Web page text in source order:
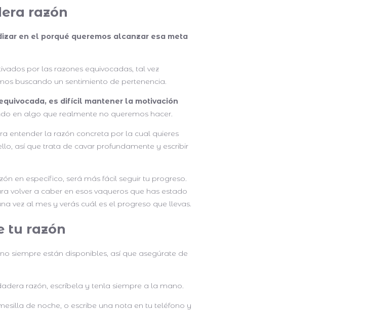
razón
en el porqué queremos alcanzar esa meta
por las razones equivocadas, tal vez
buscando un sentimiento de pertenencia.
es difícil mantener la motivación
en algo que realmente no queremos hacer.
entender la razón concreta por la cual quieres
así que trata de cavar profundamente y escribir
en específico, será más fácil seguir tu progreso.
volver a caber en esos vaqueros que has estado
vez al mes y verás cuál es el progreso que llevas.
tu razón
siempre están disponibles, así que asegúrate de
razón, escríbela y tenla siempre a la mano.
de noche, o escribe una nota en tu teléfono y